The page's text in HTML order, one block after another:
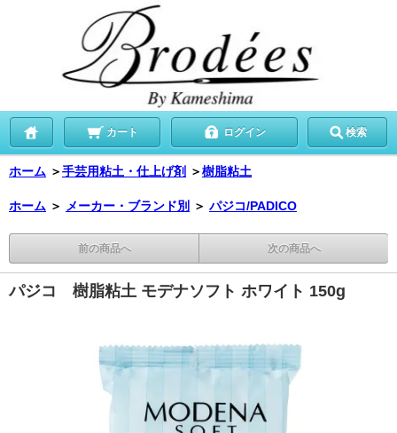
カート ログイン 検索
ホーム ＞手芸用粘土・仕上げ剤 ＞樹脂粘土
ホーム ＞ メーカー・ブランド別 ＞ パジコ/PADICO
前の商品へ 次の商品へ
パジコ 樹脂粘土 モデナソフト ホワイト 150g